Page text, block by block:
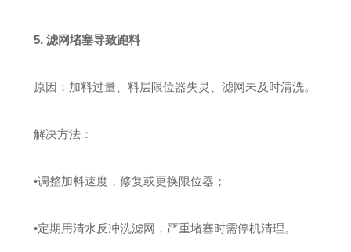
5. 滤网堵塞导致跑料
‌原因‌：加料过量、料层限位器失灵、滤网未及时清洗。
‌解决方法‌：
•调整加料速度，修复或更换限位器；
•定期用清水反冲洗滤网，严重堵塞时需停机清理。